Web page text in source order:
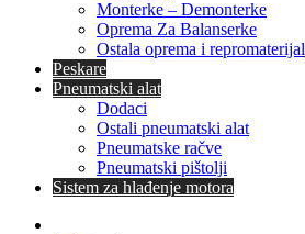
Monterke – Demonterke
Oprema Za Balanserke
Ostala oprema i repromaterijal
Peskare
Pneumatski alat
Dodaci
Ostali pneumatski alat
Pneumatske račve
Pneumatski pištolji
Sistem za hlađenje motora